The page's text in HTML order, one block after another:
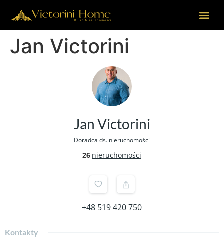
Jan Victorini
Jan Victorini
Doradca ds. nieruchomości
26 nieruchomości
+48 519 420 750
Kontakty